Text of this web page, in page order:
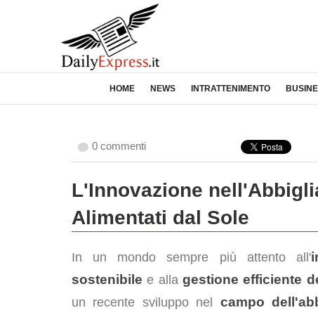
HOME NEWS INTRATTENIMENTO
0 commenti
L'Innovazione
Alimentati dal Sole
In un mondo sempre più attento all'
sostenibile e alla gestione efficiente
un recente sviluppo nel campo